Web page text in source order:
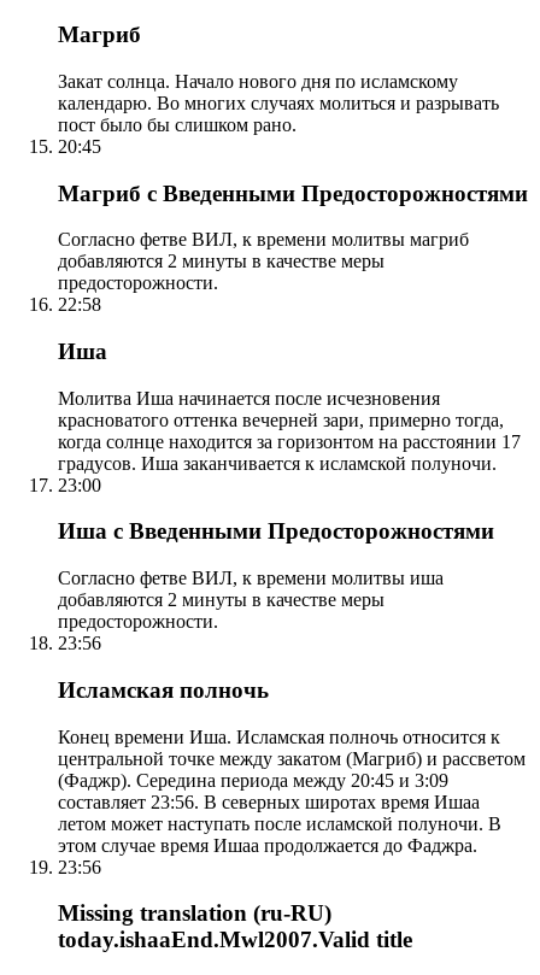
Магриб
Закат солнца. Начало нового дня по исламскому
календарю. Во многих случаях молиться и разрывать
пост было бы слишком рано.
20:45
Магриб с Введенными Предосторожностями
Согласно фетве ВИЛ, к времени молитвы магриб
добавляются 2 минуты в качестве меры
предосторожности.
22:58
Иша
Молитва Иша начинается после исчезновения
красноватого оттенка вечерней зари, примерно тогда,
когда солнце находится за горизонтом на расстоянии 17
градусов. Иша заканчивается к исламской полуночи.
23:00
Иша с Введенными Предосторожностями
Согласно фетве ВИЛ, к времени молитвы иша
добавляются 2 минуты в качестве меры
предосторожности.
23:56
Исламская полночь
Конец времени Иша. Исламская полночь относится к
центральной точке между закатом (Магриб) и рассветом
(Фаджр). Середина периода между 20:45 и 3:09
составляет 23:56. В северных широтах время Ишаа
летом может наступать после исламской полуночи. В
этом случае время Ишаа продолжается до Фаджра.
23:56
Missing translation (ru-RU)
today.ishaaEnd.Mwl2007.Valid title